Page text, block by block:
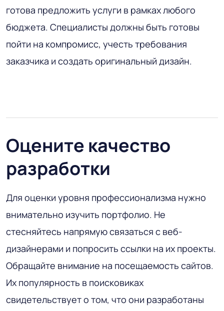
готова предложить услуги в рамках любого
бюджета. Специалисты должны быть готовы
пойти на компромисс, учесть требования
заказчика и создать оригинальный дизайн.
Оцените качество
разработки
Для оценки уровня профессионализма нужно
внимательно изучить портфолио. Не
стесняйтесь напрямую связаться с веб-
дизайнерами и попросить ссылки на их проекты.
Обращайте внимание на посещаемость сайтов.
Их популярность в поисковиках
свидетельствует о том, что они разработаны